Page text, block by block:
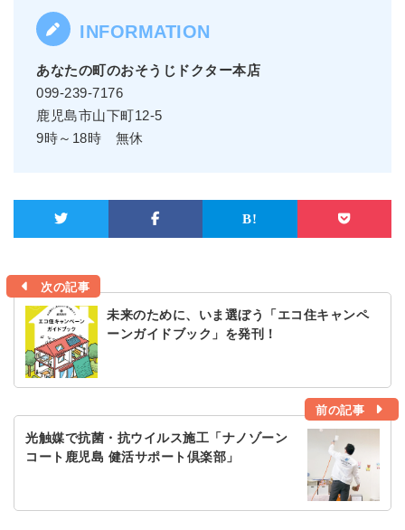
あなたの町のおそうじドクター本店
099-239-7176
鹿児島市山下町12-5
9時～18時 無休
次の記事
未来のために、いま選ぼう「エコ住キャンペ
ーンガイドブック」を発刊！
前の記事
光触媒で抗菌・抗ウイルス施工「ナノゾーン
コート鹿児島 健活サポート倶楽部」